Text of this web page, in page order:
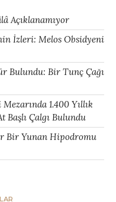
Açıklanamıyor
İzleri: Melos Obsidyeni
Bulundu: Bir Tunç Çağı
1.400 Yıllık
Başlı Çalgı Bulundu
Bir Yunan Hipodromu